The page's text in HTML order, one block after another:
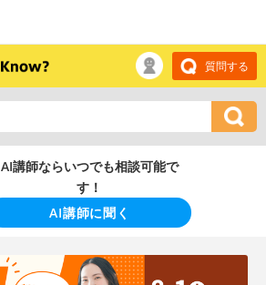
質問する
AI講師ならいつでも相談可能で
す！
AI講師に聞く